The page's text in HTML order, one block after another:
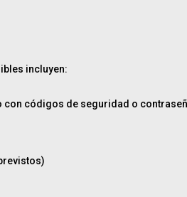
incluyen:
con códigos de seguridad o